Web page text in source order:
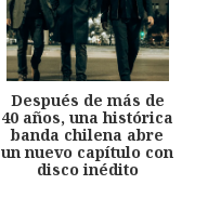
Después de más de
40 años, una histórica
banda chilena abre
un nuevo capítulo con
disco inédito